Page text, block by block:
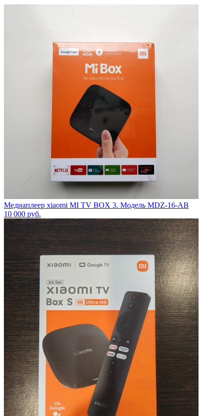
Медиаплеер xiaomi MI TV BOX 3. Модель MDZ-16-AB
10 000 руб.